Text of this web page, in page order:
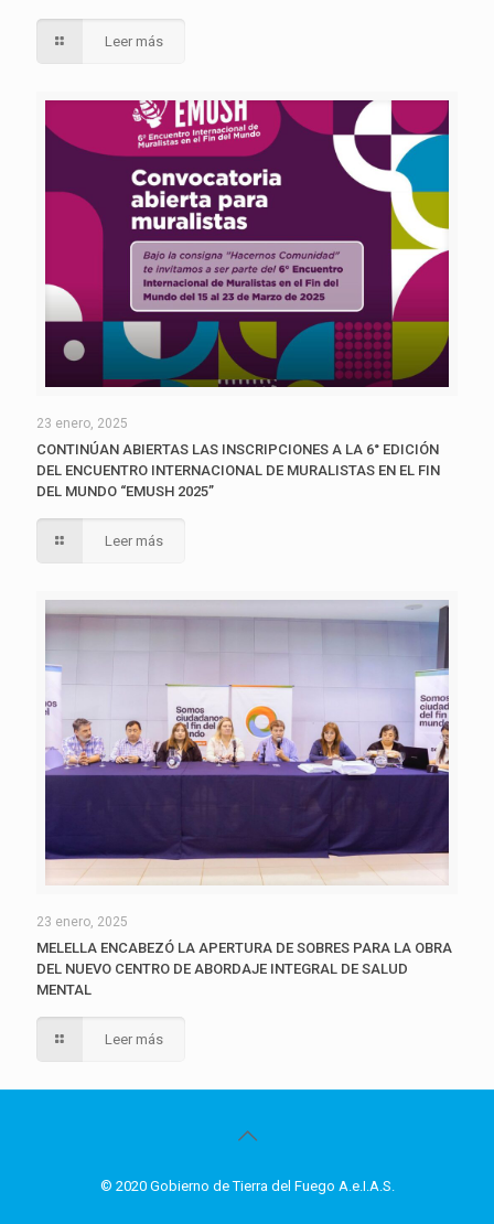
Leer más
23 enero, 2025
CONTINÚAN ABIERTAS LAS INSCRIPCIONES A LA 6° EDICIÓN
DEL ENCUENTRO INTERNACIONAL DE MURALISTAS EN EL FIN
DEL MUNDO “EMUSH 2025”
Leer más
23 enero, 2025
MELELLA ENCABEZÓ LA APERTURA DE SOBRES PARA LA OBRA
DEL NUEVO CENTRO DE ABORDAJE INTEGRAL DE SALUD
MENTAL
Leer más
© 2020 Gobierno de Tierra del Fuego A.e.I.A.S.